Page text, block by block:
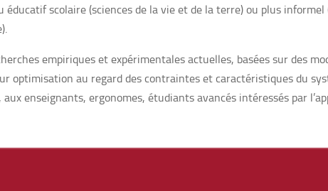
scolaire (sciences de la vie et de la terre) ou plus
empiriques et expérimentales actuelles, basées sur des
optimisation au regard des contraintes et caractéristiques du
enseignants, ergonomes, étudiants avancés intéressés par